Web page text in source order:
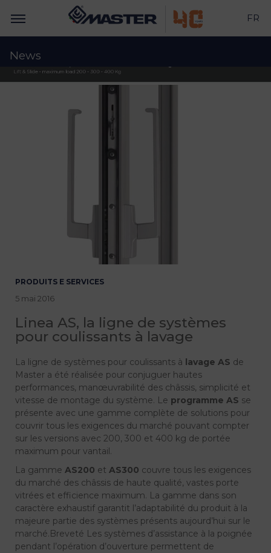
FR
News
PRODUITS E SERVICES
5 mai 2016
Linea AS, la ligne de systèmes
pour coulissants à lavage
La ligne de systèmes pour coulissants à lavage AS de
Master a été réalisée pour conjuguer hautes
performances, manœuvrabilité des châssis, simplicité et
vitesse de montage du système. Le programme AS se
présente avec une gamme complète de solutions pour
couvrir tous les exigences du marché pouvant compter
sur les versions avec 200, 300 et 400 kg de portée
maximum pour vantail.
La gamme AS200 et AS300 couvre tous les exigences
du marché des châssis de haute qualité, vastes porte
vitrées et efficience maximum. La gamme dans son
caractère exhaustif garantit l’adaptabilité du produit à la
majeure partie des systèmes présents aujourd’hui sur le
marché.Breveté Les systèmes d’assistance à la poignée
pendant l’opération d’ouverture permettent de